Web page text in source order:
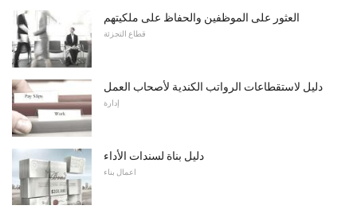
العثور على الموظفين والحفاظ على ملكيتهم
قطاع التجزئة
دليل لاستقطاعات الرواتب الكندية لأصحاب العمل
إدارة
دليل بناة لسندات الأداء
اعمال بناء